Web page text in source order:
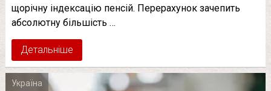
щорічну індексацію пенсій. Перерахунок зачепить
абсолютну більшість …
Детальніше
Україна